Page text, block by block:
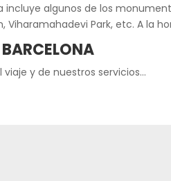
incluye algunos de los
Viharamahadevi Park, etc. A la
viaje y de nuestros servicios…